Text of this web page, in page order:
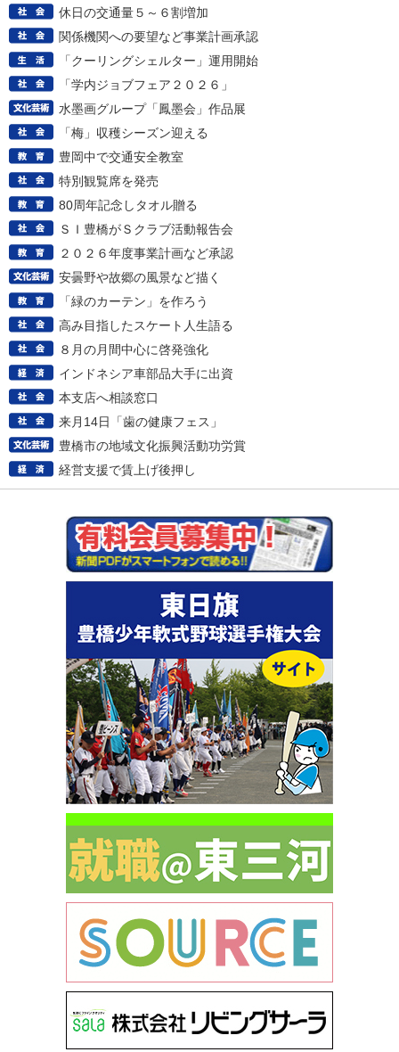
休日の交通量５～６割増加
関係機関への要望など事業計画承認
「クーリングシェルター」運用開始
「学内ジョブフェア２０２６」
水墨画グループ「鳳墨会」作品展
「梅」収穫シーズン迎える
豊岡中で交通安全教室
特別観覧席を発売
80周年記念しタオル贈る
ＳＩ豊橋がＳクラブ活動報告会
２０２６年度事業計画など承認
安曇野や故郷の風景など描く
「緑のカーテン」を作ろう
高み目指したスケート人生語る
８月の月間中心に啓発強化
インドネシア車部品大手に出資
本支店へ相談窓口
来月14日「歯の健康フェス」
豊橋市の地域文化振興活動功労賞
経営支援で賃上げ後押し